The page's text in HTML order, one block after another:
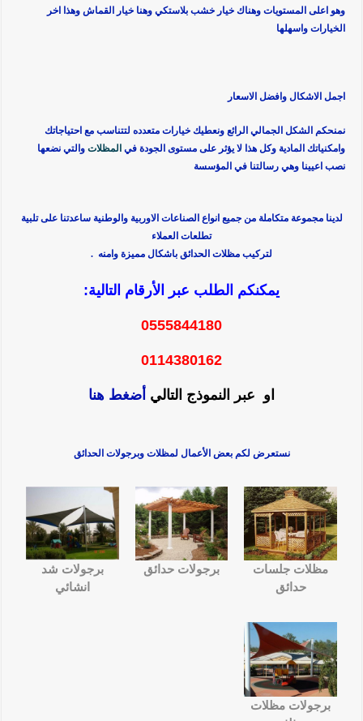
وهو اعلى المستويات وهناك خيار خشب بلاستكي وهنا خيار القماش وهذا اخر
الخيارات واسهلها
اجمل الاشكال وافضل الاسعار
نمنحكم الشكل الجمالي الرائع ونعطيك خيارات متعدده لتتناسب مع احتياجاتك
وامكنياتك المادية وكل هذا لا يؤثر على مستوى الجودة فيالمظلاتوالتي نضعها
نصب اعيينا وهي رسالتنا في المؤسسة
لدينا مجموعة متكاملة من جميع انواع الصناعات الاوربية والوطنية ساعدتنا على تلبية
تطلعات العملاء
لتركيب مظلات الحدائق باشكال مميزة وامنه .
يمكنكم الطلب عبر الأرقام التالية:
0555844180
0114380162
او عبر النموذج التالي أضغط هنا
نستعرض لكم بعض الأعمال لمظلات وبرجولات الحدائق
مظلات جلسات
حدائق
برجولات حدائق
برجولات شد
انشائي
برجولات مظلات